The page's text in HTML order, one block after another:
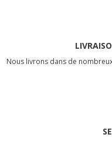
Nous livrons dans de